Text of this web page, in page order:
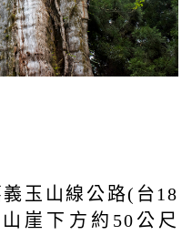
玉山線公路(台18
崖下方約50公尺